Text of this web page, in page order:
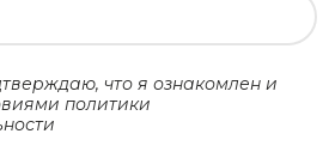
что я ознакомлен и
политики